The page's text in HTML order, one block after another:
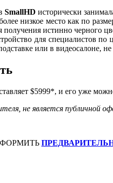
SmallHD исторически
низкое место как по
истинно черного
для специалистов
или в видеосалоне,
$5999*, и его уже
не является публичной